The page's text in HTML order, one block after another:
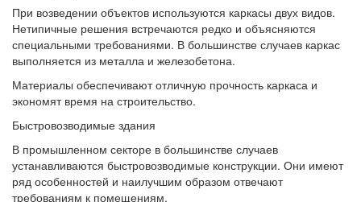
При возведении объектов используются каркасы двух видов.
Нетипичные решения встречаются редко и объясняются
специальными требованиями. В большинстве случаев каркас
выполняется из металла и железобетона.
Материалы обеспечивают отличную прочность каркаса и
экономят время на строительство.
Быстровозводимые здания
В промышленном секторе в большинстве случаев
устанавливаются быстровозводимые конструкции. Они имеют
ряд особенностей и наилучшим образом отвечают
требованиям к помещениям.